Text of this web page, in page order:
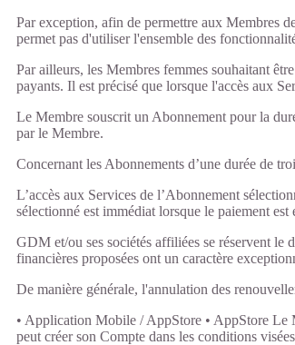
Par exception, afin de permettre aux Membres
permet pas d'utiliser l'ensemble des
Par ailleurs, les Membres femmes souhaitant
payants. Il est précisé que lorsque l'accès aux
Le Membre souscrit un Abonnement pour la
par le Membre.
Concernant les Abonnements d’une durée de
L’accès aux Services de l’Abonnement
sélectionné est immédiat lorsque le paiement est
GDM et/ou ses sociétés affiliées se réservent le
financières proposées ont un caractère
De manière générale, l'annulation des
• Application Mobile / AppStore • AppStore Le
peut créer son Compte dans les conditions